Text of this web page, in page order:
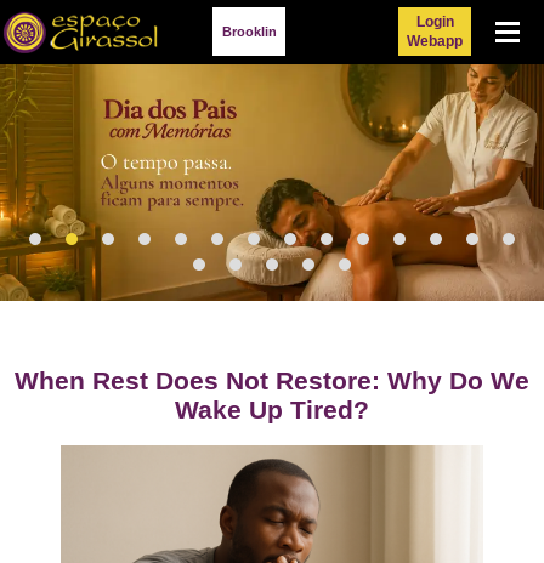
Login
WebappMenu
Brooklin
When Rest Does Not Restore: Why Do We
Wake Up Tired?